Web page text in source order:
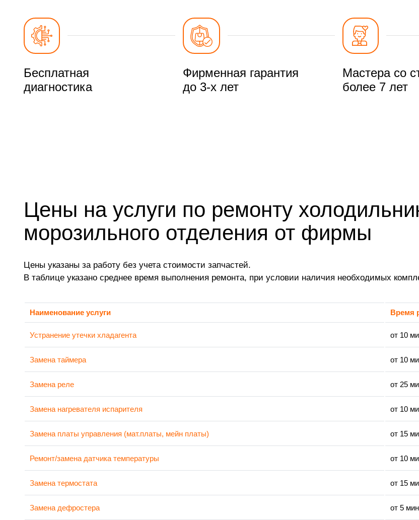
Бесплатная
диагностика
Фирменная гарантия
до 3-х лет
Мастера со
более 7 лет
Цены на услуги по ремонту
морозильного отделения от фирмы
Цены указаны за работу без учета стоимости запчастей.
В таблице указано среднее время выполнения ремонта, при условии наличия необходимых
Наименование услуги Время
Устранение утечки хладагента от 10
Замена таймера от 10
Замена реле от 25
Замена нагревателя испарителя от 10
Замена платы управления (мат.платы, мейн платы) от 15
Ремонт/замена датчика температуры от 10
Замена термостата от 15
Замена дефростера от 5 мин